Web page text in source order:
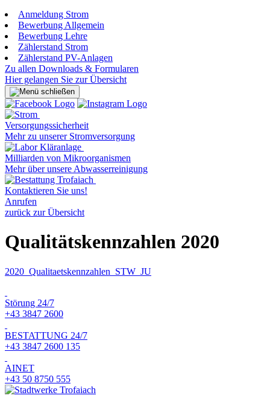
Anmeldung Strom
Bewerbung Allgemein
Bewerbung Lehre
Zählerstand Strom
Zählerstand PV-Anlagen
Zu allen Downloads & Formularen
Hier gelangen Sie zur Übersicht
Versorgungssicherheit
Mehr zu unserer Stromversorgung
Milliarden von Mikroorganismen
Mehr über unsere Abwasserreinigung
Kontaktieren Sie uns!
Anrufen
zurück zur Übersicht
Qualitätskennzahlen 2020
2020_Qualitaetskennzahlen_STW_JU
Störung 24/7
+43 3847 2600
BESTATTUNG 24/7
+43 3847 2600 135
AINET
+43 50 8750 555